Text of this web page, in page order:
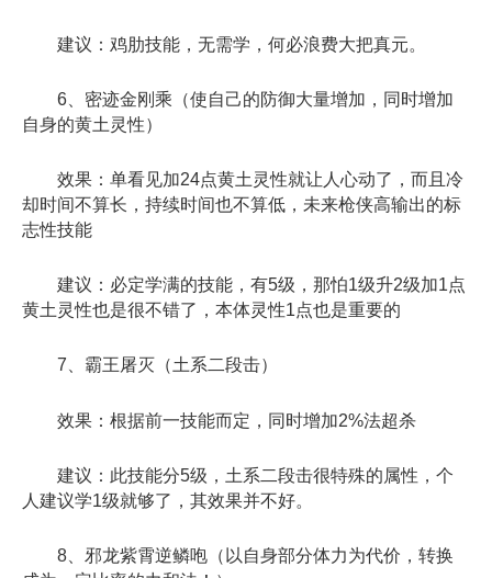
建议：鸡肋技能，无需学，何必浪费大把真元。
6、密迹金刚乘（使自己的防御大量增加，同时增加
自身的黄土灵性）
效果：单看见加24点黄土灵性就让人心动了，而且冷
却时间不算长，持续时间也不算低，未来枪侠高输出的标
志性技能
建议：必定学满的技能，有5级，那怕1级升2级加1点
黄土灵性也是很不错了，本体灵性1点也是重要的
7、霸王屠灭（土系二段击）
效果：根据前一技能而定，同时增加2%法超杀
建议：此技能分5级，土系二段击很特殊的属性，个
人建议学1级就够了，其效果并不好。
8、邪龙紫霄逆鳞咆（以自身部分体力为代价，转换